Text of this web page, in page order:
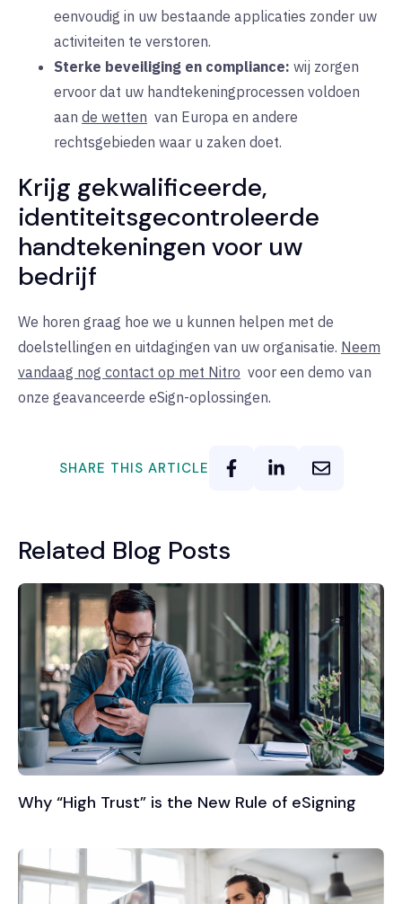
eenvoudig in uw bestaande applicaties zonder uw
activiteiten te verstoren.
Sterke beveiliging en compliance: wij zorgen
ervoor dat uw handtekeningprocessen voldoen
aan de wetten van Europa en andere
rechtsgebieden waar u zaken doet.
Krijg gekwalificeerde,
identiteitsgecontroleerde
handtekeningen voor uw
bedrijf
We horen graag hoe we u kunnen helpen met de
doelstellingen en uitdagingen van uw organisatie. Neem
vandaag nog contact op met Nitro voor een demo van
onze geavanceerde eSign-oplossingen.
SHARE THIS ARTICLE
Related Blog Posts
Why “High Trust” is the New Rule of eSigning